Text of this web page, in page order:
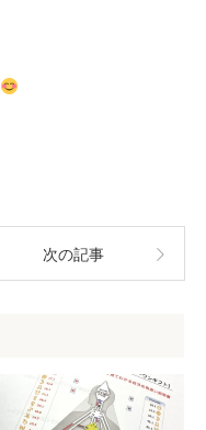
次の記事